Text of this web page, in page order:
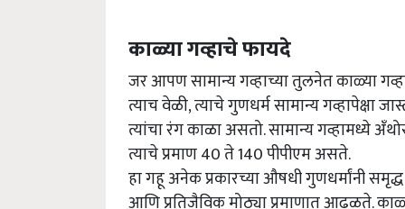
काळ्या गव्हाचे फायदे
जर आपण सामान्य गव्हाच्या तुलनेत काळ्या
त्याच वेळी, त्याचे गुणधर्म सामान्य गव्हापेक्षा
त्यांचा रंग काळा असतो. सामान्य गव्हामध्ये
त्याचे प्रमाण 40 ते 140 पीपीएम असते.
हा गहू अनेक प्रकारच्या औषधी गुणधर्मांनी
आणि प्रतिजैविक मोठ्या प्रमाणात आढळते.